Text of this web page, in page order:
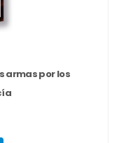
armas por los